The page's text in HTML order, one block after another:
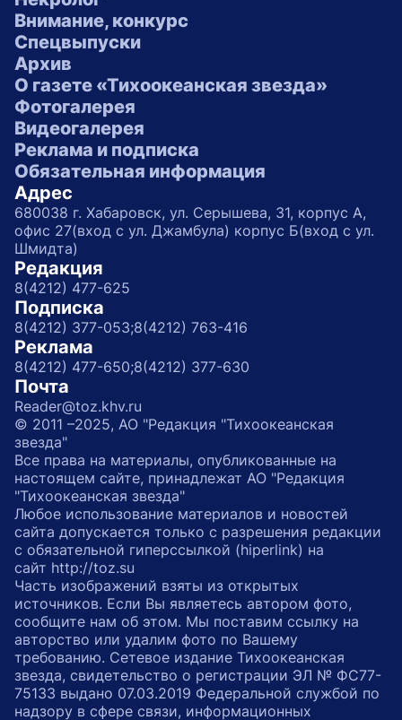
Внимание, конкурс
Спецвыпуски
Архив
О газете «Тихоокеанская звезда»
Фотогалерея
Видеогалерея
Реклама и подписка
Обязательная информация
Адрес
680038 г. Хабаровск, ул. Серышева, 31, корпус А,
офис 27(вход с ул. Джамбула) корпус Б(вход с ул.
Шмидта)
Редакция
8(4212) 477-625
Подписка
8(4212) 377-053;8(4212) 763-416
Реклама
8(4212) 477-650;8(4212) 377-630
Почта
Reader@toz.khv.ru
© 2011 –2025, АО "Редакция "Тихоокеанская
звезда"
Все права на материалы, опубликованные на
настоящем сайте, принадлежат АО "Редакция
"Тихоокеанская звезда"
Любое использование материалов и новостей
сайта допускается только с разрешения редакции
с обязательной гиперссылкой (hiperlink) на
сайт http://toz.su
Часть изображений взяты из открытых
источников. Если Вы являетесь автором фото,
сообщите нам об этом. Мы поставим ссылку на
авторство или удалим фото по Вашему
требованию. Сетевое издание Тихоокеанская
звезда, свидетельство о регистрации ЭЛ № ФС77-
75133 выдано 07.03.2019 Федеральной службой по
надзору в сфере связи, информационных